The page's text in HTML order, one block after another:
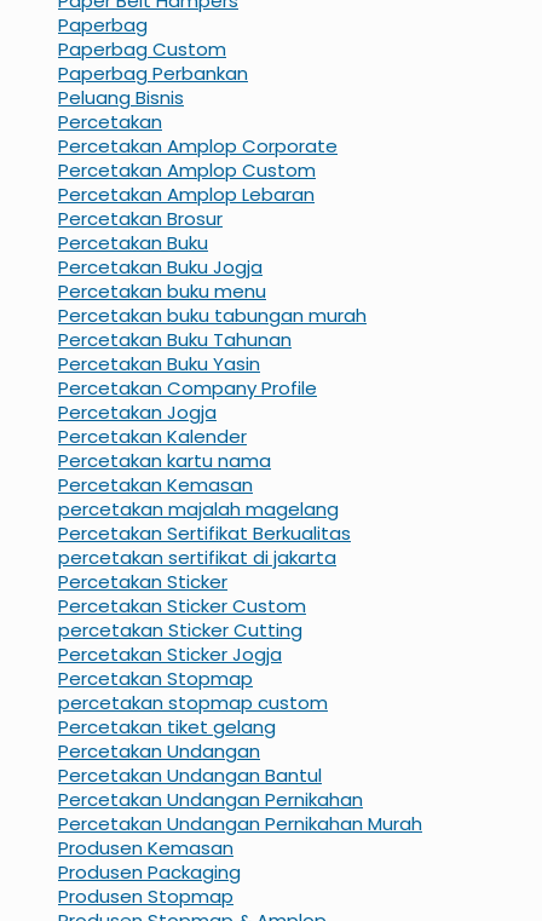
Paperbag
Paperbag Custom
Paperbag Perbankan
Peluang Bisnis
Percetakan
Percetakan Amplop Corporate
Percetakan Amplop Custom
Percetakan Amplop Lebaran
Percetakan Brosur
Percetakan Buku
Percetakan Buku Jogja
Percetakan buku menu
Percetakan buku tabungan murah
Percetakan Buku Tahunan
Percetakan Buku Yasin
Percetakan Company Profile
Percetakan Jogja
Percetakan Kalender
Percetakan kartu nama
Percetakan Kemasan
percetakan majalah magelang
Percetakan Sertifikat Berkualitas
percetakan sertifikat di jakarta
Percetakan Sticker
Percetakan Sticker Custom
percetakan Sticker Cutting
Percetakan Sticker Jogja
Percetakan Stopmap
percetakan stopmap custom
Percetakan tiket gelang
Percetakan Undangan
Percetakan Undangan Bantul
Percetakan Undangan Pernikahan
Percetakan Undangan Pernikahan Murah
Produsen Kemasan
Produsen Packaging
Produsen Stopmap